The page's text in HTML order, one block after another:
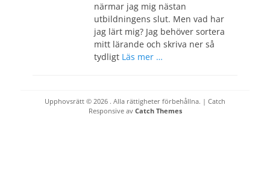
närmar jag mig nästan
utbildningens slut. Men vad har
jag lärt mig? Jag behöver sortera
mitt lärande och skriva ner så
tydligt Läs mer …
Upphovsrätt © 2026 . Alla rättigheter förbehållna. | Catch
Responsive av Catch Themes